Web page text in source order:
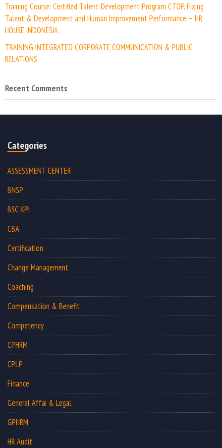
Training Course: Certified Talent Development Program CTDP. Fixing
Talent & Development and Human Improvement Performance – HR
HOUSE INDONESIA
TRAINING INTEGRATED CORPORATE COMMUNICATION & PUBLIC
RELATIONS
Recent Comments
Categories
ASSESSMENT CENTER
BNSP
BSC KPI
CBA
Certification
Change Management
Coaching
Compensation & Benefit
Competency
CPHRM
CPLP
Finance
General Affai & Legal
GPHRM
HR Audit